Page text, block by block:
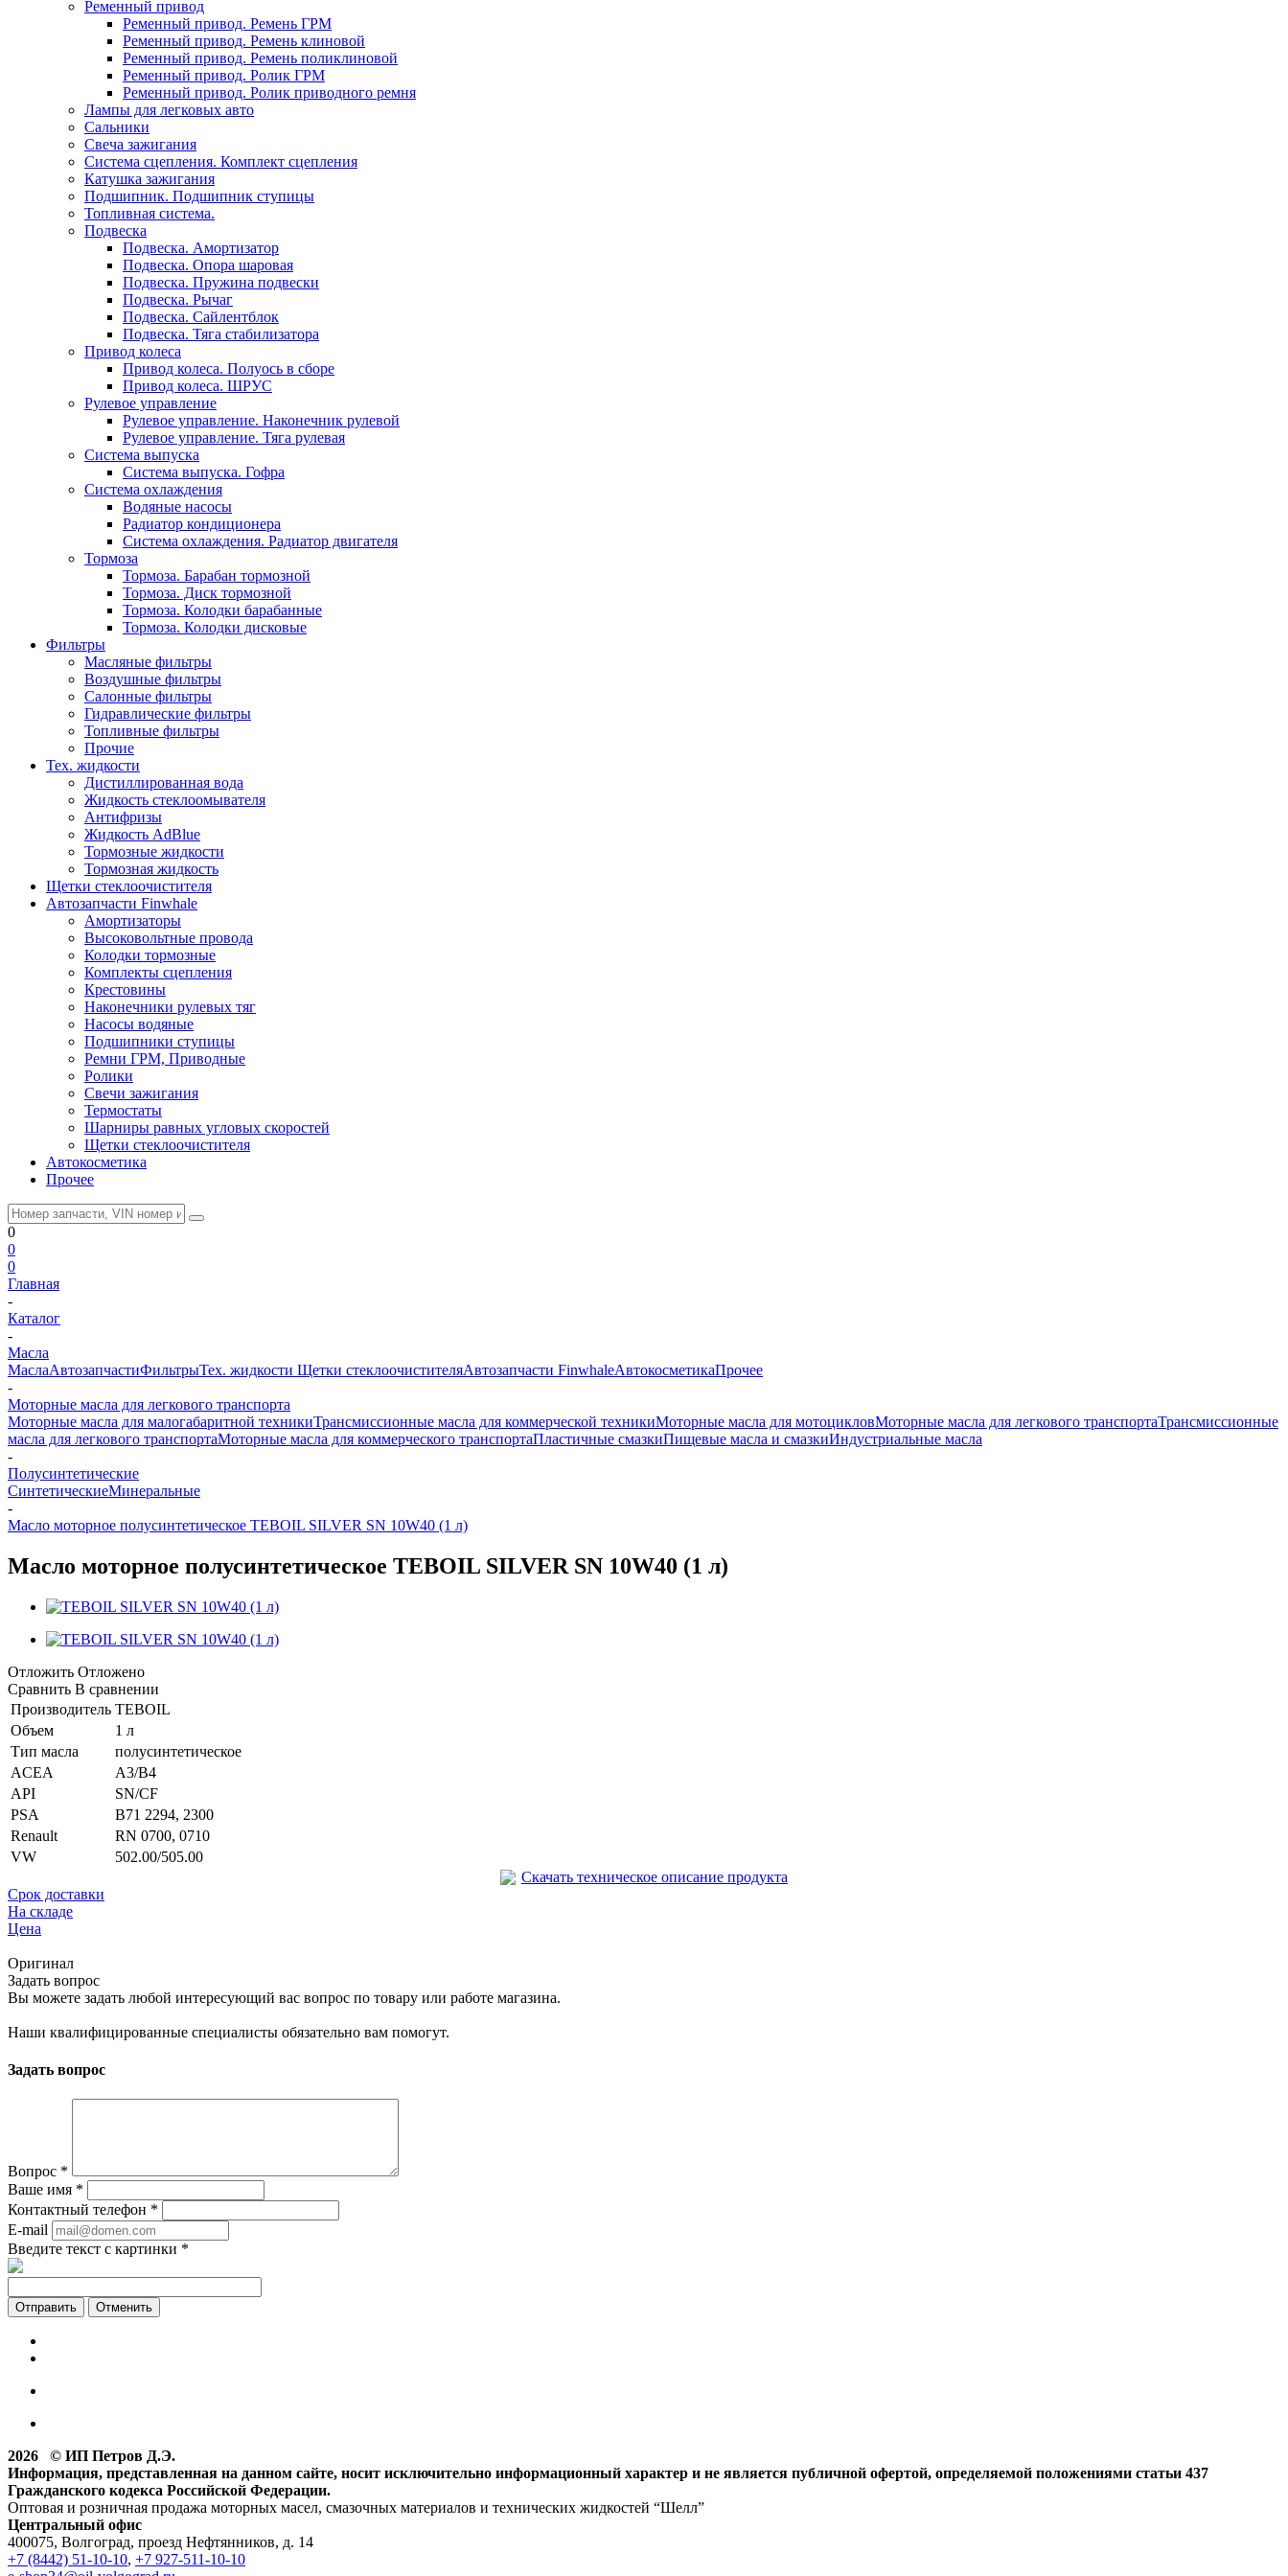
Ременный привод
Ременный привод. Ремень ГРМ
Ременный привод. Ремень клиновой
Ременный привод. Ремень поликлиновой
Ременный привод. Ролик ГРМ
Ременный привод. Ролик приводного ремня
Лампы для легковых авто
Сальники
Свеча зажигания
Система сцепления. Комплект сцепления
Катушка зажигания
Подшипник. Подшипник ступицы
Топливная система.
Подвеска
Подвеска. Амортизатор
Подвеска. Опора шаровая
Подвеска. Пружина подвески
Подвеска. Рычаг
Подвеска. Сайлентблок
Подвеска. Тяга стабилизатора
Привод колеса
Привод колеса. Полуось в сборе
Привод колеса. ШРУС
Рулевое управление
Рулевое управление. Наконечник рулевой
Рулевое управление. Тяга рулевая
Система выпуска
Система выпуска. Гофра
Система охлаждения
Водяные насосы
Радиатор кондиционера
Система охлаждения. Радиатор двигателя
Тормоза
Тормоза. Барабан тормозной
Тормоза. Диск тормозной
Тормоза. Колодки барабанные
Тормоза. Колодки дисковые
Фильтры
Масляные фильтры
Воздушные фильтры
Салонные фильтры
Гидравлические фильтры
Топливные фильтры
Прочие
Тех. жидкости
Дистиллированная вода
Жидкость стеклоомывателя
Антифризы
Жидкость AdBlue
Тормозные жидкости
Тормозная жидкость
Щетки стеклоочистителя
Автозапчасти Finwhale
Амортизаторы
Высоковольтные провода
Колодки тормозные
Комплекты сцепления
Крестовины
Наконечники рулевых тяг
Насосы водяные
Подшипники ступицы
Ремни ГРМ, Приводные
Ролики
Свечи зажигания
Термостаты
Шарниры равных угловых скоростей
Щетки стеклоочистителя
Автокосметика
Прочее
0
0
0
Главная
-
Каталог
-
Масла
МаслаАвтозапчастиФильтрыТех. жидкости Щетки стеклоочистителяАвтозапчасти FinwhaleАвтокосметикаПрочее
-
Моторные масла для легкового транспорта
Моторные масла для малогабаритной техникиТрансмиссионные масла для коммерческой техникиМоторные масла для мотоцикловМоторные масла для легкового транспортаТрансмиссионные
масла для легкового транспортаМоторные масла для коммерческого транспортаПластичные смазкиПищевые масла и смазкиИндустриальные масла
-
Полусинтетические
СинтетическиеМинеральные
-
Масло моторное полусинтетическое TEBOIL SILVER SN 10W40 (1 л)
Масло моторное полусинтетическое TEBOIL SILVER SN 10W40 (1 л)
Отложить Отложено
Сравнить В сравнении
Производитель TEBOIL
Объем
1 л
Тип масла
полусинтетическое
ACEA
A3/B4
API
SN/CF
PSA
B71 2294, 2300
Renault
RN 0700, 0710
VW
502.00/505.00
Скачать техническое описание продукта
Срок доставки
На складе
Цена
Оригинал
Задать вопрос
Вы можете задать любой интересующий вас вопрос по товару или работе магазина.
Наши квалифицированные специалисты обязательно вам помогут.
Задать вопрос
Вопрос *
Ваше имя *
Контактный телефон *
E-mail
Введите текст с картинки *
Отменить
2026 © ИП Петров Д.Э.
Информация, представленная на данном сайте, носит исключительно информационный характер и не является публичной офертой, определяемой положениями статьи 437
Гражданского кодекса Российской Федерации.
Оптовая и розничная продажа моторных масел, смазочных материалов и технических жидкостей “Шелл”
Центральный офис
400075, Волгоград, проезд Нефтянников, д. 14
+7 (8442) 51-10-10, +7 927-511-10-10